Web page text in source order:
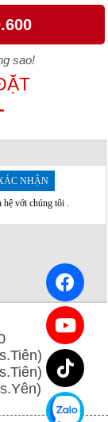
sao!
NHẬN
với chúng tôi .